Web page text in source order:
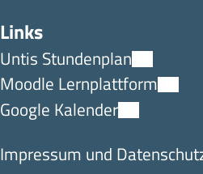
Links
Untis Stundenplan
Moodle Lernplattform
Google Kalender
Impressum und